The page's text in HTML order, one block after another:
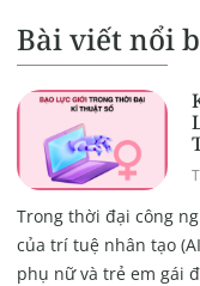
Bài viết nổi
Trong thời đại công
của trí tuệ nhân tạo
phụ nữ và trẻ em gái